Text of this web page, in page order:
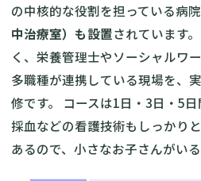
の中核的な役割を担っている病院
中治療室）も設置されています
く、栄養管理士やソーシャルワ
多職種が連携している現場を、
修です。 コースは1日・3日・5日
採血などの看護技術もしっかり
あるので、小さなお子さんがい